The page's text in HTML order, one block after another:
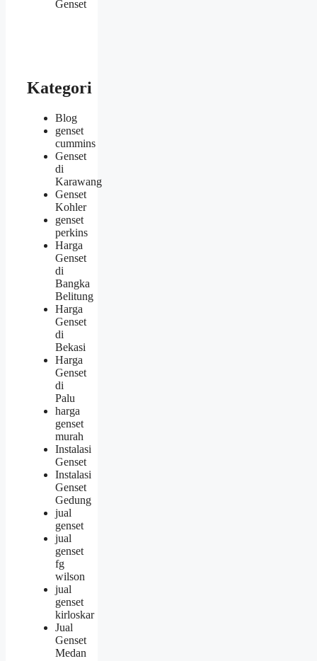
Genset
Kategori
Blog
genset
cummins
Genset
di
Karawang
Genset
Kohler
genset
perkins
Harga
Genset
di
Bangka
Belitung
Harga
Genset
di
Bekasi
Harga
Genset
di
Palu
harga
genset
murah
Instalasi
Genset
Instalasi
Genset
Gedung
jual
genset
jual
genset
fg
wilson
jual
genset
kirloskar
Jual
Genset
Medan